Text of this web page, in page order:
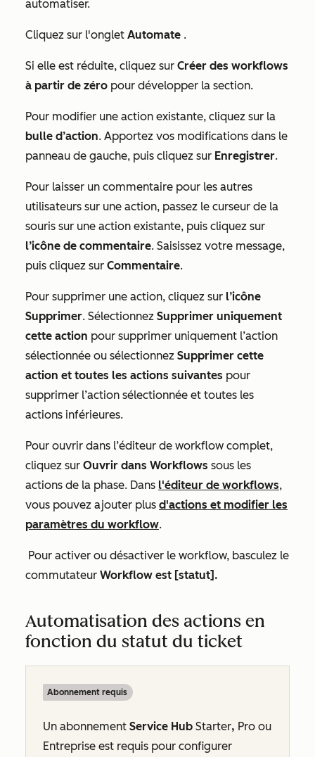
automatiser.
Cliquez sur l'onglet Automate .
Si elle est réduite, cliquez sur Créer des workflows
à partir de zéro pour développer la section.
Pour modifier une action existante, cliquez sur la
bulle d’action. Apportez vos modifications dans le
panneau de gauche, puis cliquez sur Enregistrer.
Pour laisser un commentaire pour les autres
utilisateurs sur une action, passez le curseur de la
souris sur une action existante, puis cliquez sur
l’icône de commentaire. Saisissez votre message,
puis cliquez sur Commentaire.
Pour supprimer une action, cliquez sur l’icône
Supprimer. Sélectionnez Supprimer uniquement
cette action pour supprimer uniquement l’action
sélectionnée ou sélectionnez Supprimer cette
action et toutes les actions suivantes pour
supprimer l’action sélectionnée et toutes les
actions inférieures.
Pour ouvrir dans l’éditeur de workflow complet,
cliquez sur Ouvrir dans Workflows sous les
actions de la phase. Dans l'éditeur de workflows,
vous pouvez ajouter plus d'actions et modifier les
paramètres du workflow.
Pour activer ou désactiver le workflow, basculez le
commutateur Workflow est [statut].
Automatisation des actions en
fonction du statut du ticket
Abonnement requis
Un abonnement Service Hub Starter, Pro ou
Entreprise est requis pour configurer